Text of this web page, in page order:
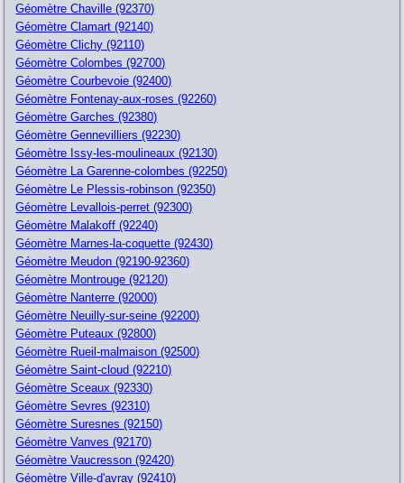
Géomètre Chaville (92370)
Géomètre Clamart (92140)
Géomètre Clichy (92110)
Géomètre Colombes (92700)
Géomètre Courbevoie (92400)
Géomètre Fontenay-aux-roses (92260)
Géomètre Garches (92380)
Géomètre Gennevilliers (92230)
Géomètre Issy-les-moulineaux (92130)
Géomètre La Garenne-colombes (92250)
Géomètre Le Plessis-robinson (92350)
Géomètre Levallois-perret (92300)
Géomètre Malakoff (92240)
Géomètre Marnes-la-coquette (92430)
Géomètre Meudon (92190-92360)
Géomètre Montrouge (92120)
Géomètre Nanterre (92000)
Géomètre Neuilly-sur-seine (92200)
Géomètre Puteaux (92800)
Géomètre Rueil-malmaison (92500)
Géomètre Saint-cloud (92210)
Géomètre Sceaux (92330)
Géomètre Sevres (92310)
Géomètre Suresnes (92150)
Géomètre Vanves (92170)
Géomètre Vaucresson (92420)
Géomètre Ville-d'avray (92410)